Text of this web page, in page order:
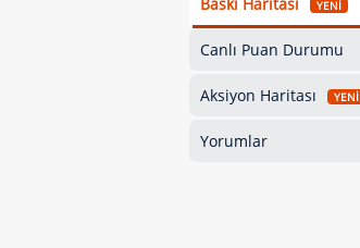
YENİ
Canlı Puan Durumu
Aksiyon Haritası YENİ
Yorumlar